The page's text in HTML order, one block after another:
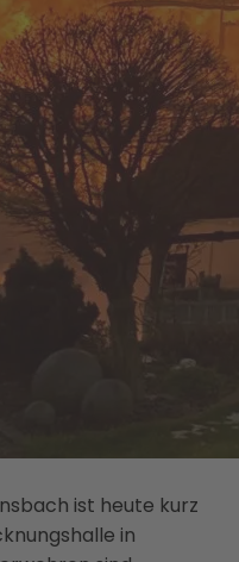
ist heute kurz
in